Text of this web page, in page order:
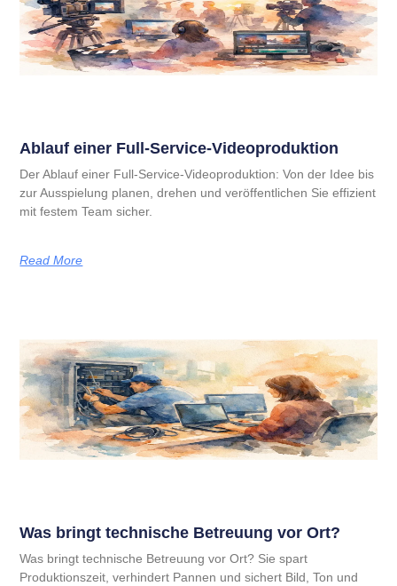
Ablauf einer Full-Service-Videoproduktion
Der Ablauf einer Full-Service-Videoproduktion: Von der Idee bis
zur Ausspielung planen, drehen und veröffentlichen Sie effizient
mit festem Team sicher.
Read More
Was bringt technische Betreuung vor Ort?
Was bringt technische Betreuung vor Ort? Sie spart
Produktionszeit, verhindert Pannen und sichert Bild, Ton und